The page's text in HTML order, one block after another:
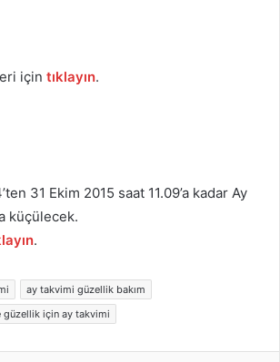
için tıklayın.
31 Ekim 2015 saat 11.09’a kadar Ay
küçülecek.
.
ay takvimi güzellik bakım
güzellik için ay takvimi